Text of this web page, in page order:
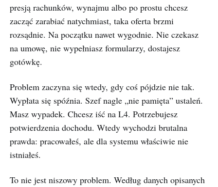
presją rachunków, wynajmu albo po prostu chcesz
zacząć zarabiać natychmiast, taka oferta brzmi
rozsądnie. Na początku nawet wygodnie. Nie czekasz
na umowę, nie wypełniasz formularzy, dostajesz
gotówkę.
Problem zaczyna się wtedy, gdy coś pójdzie nie tak.
Wypłata się spóźnia. Szef nagle „nie pamięta” ustaleń.
Masz wypadek. Chcesz iść na L4. Potrzebujesz
potwierdzenia dochodu. Wtedy wychodzi brutalna
prawda: pracowałeś, ale dla systemu właściwie nie
istniałeś.
To nie jest niszowy problem. Według danych opisanych